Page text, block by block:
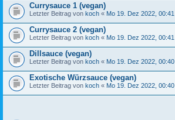
Currysauce 1 (vegan)
Letzter Beitrag von koch « Mo 19. Dez 2022, 00:41
Currysauce 2 (vegan)
Letzter Beitrag von koch « Mo 19. Dez 2022, 00:41
Dillsauce (vegan)
Letzter Beitrag von koch « Mo 19. Dez 2022, 00:40
Exotische Würzsauce (vegan)
Letzter Beitrag von koch « Mo 19. Dez 2022, 00:40